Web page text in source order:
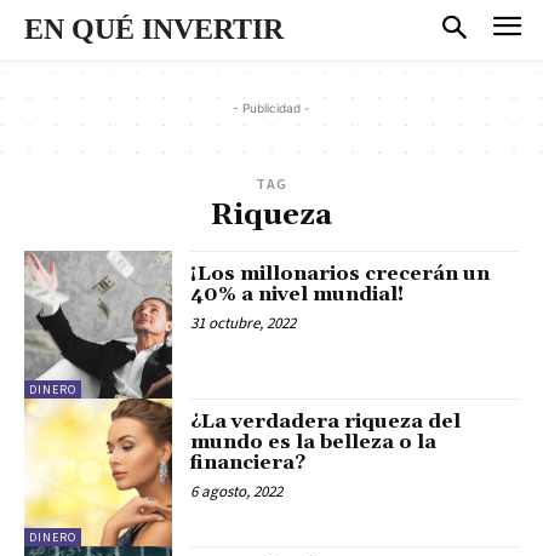
EN QUÉ INVERTIR
- Publicidad -
TAG
Riqueza
DINERO
¡Los millonarios crecerán un
40% a nivel mundial!
31 octubre, 2022
DINERO
¿La verdadera riqueza del
mundo es la belleza o la
financiera?
6 agosto, 2022